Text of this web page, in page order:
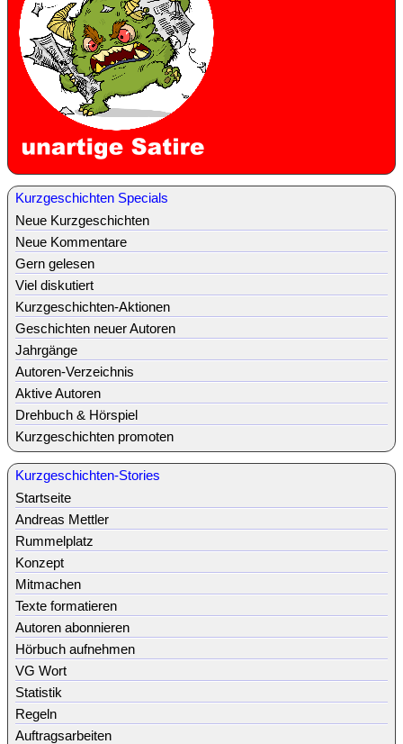
Kurzgeschichten Specials
Neue Kurzgeschichten
Neue Kommentare
Gern gelesen
Viel diskutiert
Kurzgeschichten-Aktionen
Geschichten neuer Autoren
Jahrgänge
Autoren-Verzeichnis
Aktive Autoren
Drehbuch & Hörspiel
Kurzgeschichten promoten
Kurzgeschichten-Stories
Startseite
Andreas Mettler
Rummelplatz
Konzept
Mitmachen
Texte formatieren
Autoren abonnieren
Hörbuch aufnehmen
VG Wort
Statistik
Regeln
Auftragsarbeiten